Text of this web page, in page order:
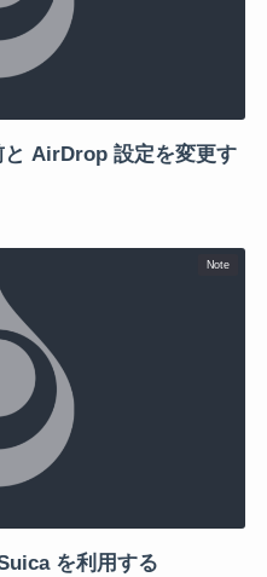
AirDrop 設定を変更す
Note
を利用する